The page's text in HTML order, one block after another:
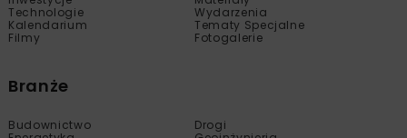
Technologie
Wydarzenia
Kalendarium
Tematy Specjalne
Filmy
Fotogalerie
Branże
Budownictwo
Drogi